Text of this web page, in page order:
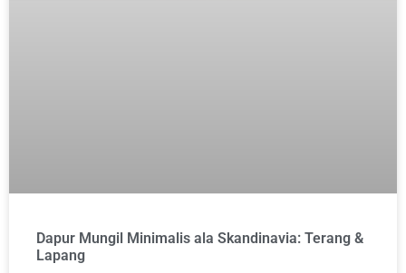
Dapur Mungil Minimalis ala Skandinavia: Terang &
Lapang